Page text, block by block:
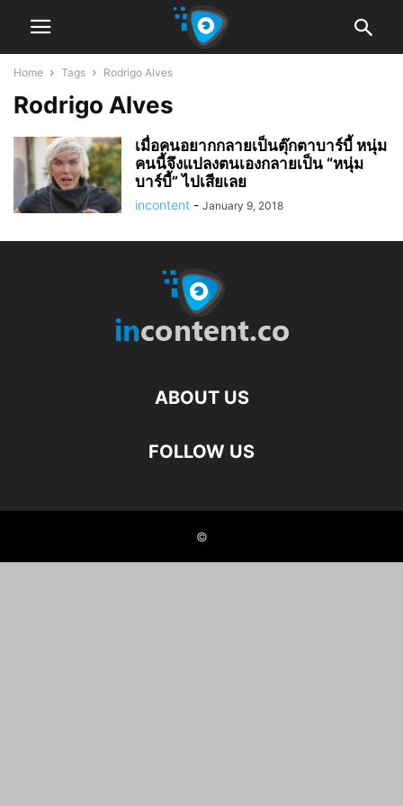
Home Tags Rodrigo Alves
Rodrigo Alves
เมื่อคนอยากกลายเป็นตุ๊กตาบาร์บี้ หนุ่ม
คนนี้จึงแปลงตนเองกลายเป็น “หนุ่ม
บาร์บี้” ไปเสียเลย
incontent - January 9, 2018
ABOUT US
FOLLOW US
©